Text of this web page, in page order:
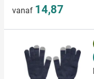
vanaf 14,87